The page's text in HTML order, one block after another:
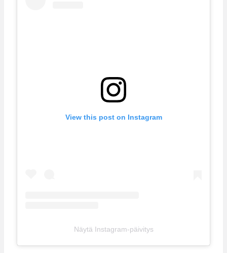
View this post on Instagram
Näytä Instagram-päivitys